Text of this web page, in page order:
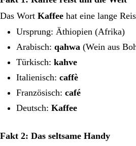
Das Wort Kaffee hat eine lange
Ursprung: Äthiopien (Afrika)
Arabisch: qahwa (Wein aus
Türkisch: kahve
Italienisch: caffè
Französisch: café
Deutsch: Kaffee
Fakt 2: Das seltsame Handy